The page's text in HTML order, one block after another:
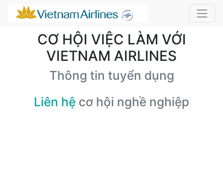
CƠ HỘI VIỆC LÀM VỚI
VIETNAM AIRLINES
Thông tin tuyển dụng
Liên hệ cơ hội nghề nghiệp